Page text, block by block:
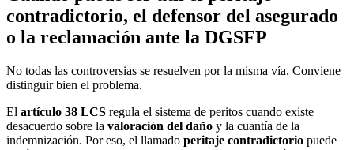
contradictorio, el defensor del asegurado
o la reclamación ante la DGSFP
No todas las controversias se resuelven por la misma vía. Conviene
distinguir bien el problema.
El artículo 38 LCS regula el sistema de peritos cuando existe
desacuerdo sobre la valoración del daño y la cuantía de la
indemnización. Por eso, el llamado peritaje contradictorio puede